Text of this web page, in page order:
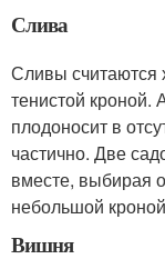
Слива
Сливы считаются
тенистой кроной.
плодоносит в
частично. Две
вместе, выбирая
небольшой
Вишня